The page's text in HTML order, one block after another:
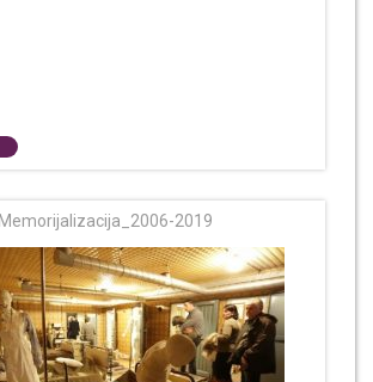
Memorijalizacija_2006-2019